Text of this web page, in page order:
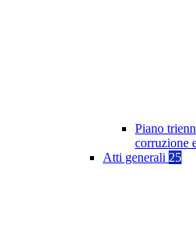
Piano
corruzione
Atti generali 25